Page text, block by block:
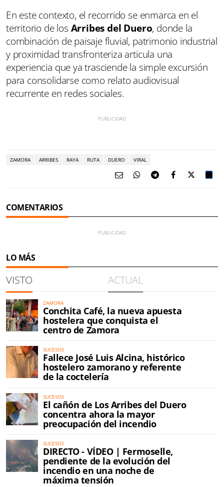
En este contexto, el recorrido se enmarca en el
territorio de los Arribes del Duero, donde la
combinación de paisaje fluvial, patrimonio industrial
y proximidad transfronteriza articula una
experiencia que ya trasciende la simple excursión
para consolidarse como relato audiovisual
recurrente en redes sociales.
ZAMORA ARRIBES RAYA RUTA DUERO VIRAL
COMENTARIOS
LO MÁS
VISTO ACTUAL
ZAMORA
Conchita Café, la nueva apuesta
hostelera que conquista el
centro de Zamora
SUCESOS
Fallece José Luis Alcina, histórico
hostelero zamorano y referente
de la coctelería
SUCESOS
El cañón de Los Arribes del Duero
concentra ahora la mayor
preocupación del incendio
SUCESOS
DIRECTO - VÍDEO | Fermoselle,
pendiente de la evolución del
incendio en una noche de
máxima tensión